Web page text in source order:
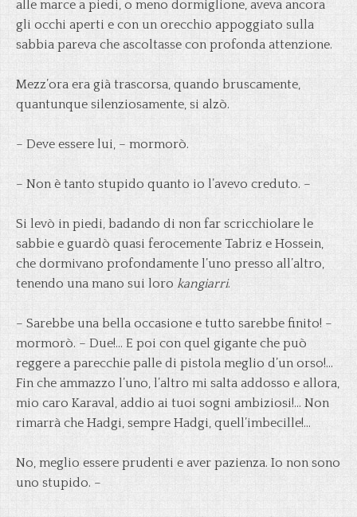
alle marce a piedi, o meno dormiglione, aveva ancora
gli occhi aperti e con un orecchio appoggiato sulla
sabbia pareva che ascoltasse con profonda attenzione.
Mezz’ora era già trascorsa, quando bruscamente,
quantunque silenziosamente, si alzò.
– Deve essere lui, – mormorò.
– Non è tanto stupido quanto io l’avevo creduto. –
Si levò in piedi, badando di non far scricchiolare le
sabbie e guardò quasi ferocemente Tabriz e Hossein,
che dormivano profondamente l’uno presso all’altro,
tenendo una mano sui loro kangiarri.
– Sarebbe una bella occasione e tutto sarebbe finito! –
mormorò. – Due!… E poi con quel gigante che può
reggere a parecchie palle di pistola meglio d’un orso!…
Fin che ammazzo l’uno, l’altro mi salta addosso e allora,
mio caro Karaval, addio ai tuoi sogni ambiziosi!… Non
rimarrà che Hadgi, sempre Hadgi, quell’imbecille!…
No, meglio essere prudenti e aver pazienza. Io non sono
uno stupido. –